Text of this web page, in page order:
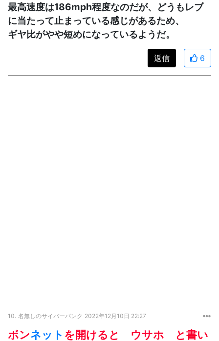
最高速度は186mph程度なのだが、どうもレブ
に当たって止まっている感じがあるため、
ギヤ比がやや短めになっているようだ。
返信 6
10. 名無しのサイバーパンク 2022年12月10日 22:27
ボンネット を開けると ウサホ と書い